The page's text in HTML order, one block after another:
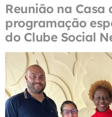
Reunião na Casa
programação
do Clube Social